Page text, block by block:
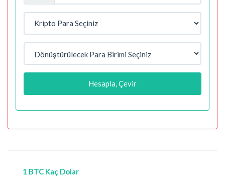
Hesapla, Çevir
1 BTC Kaç Dolar